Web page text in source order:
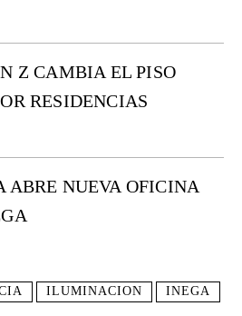
Z CAMBIA EL PISO
RESIDENCIAS
ABRE NUEVA OFICINA
ILUMINACION INEGA